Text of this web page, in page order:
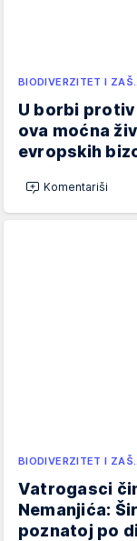
BIODIVERZITET I ZAŠ…
U borbi
ova moćna
evropskih
Komentariši
BIODIVERZITET I
Vatrogasci
Nemanjića:
poznatoj po